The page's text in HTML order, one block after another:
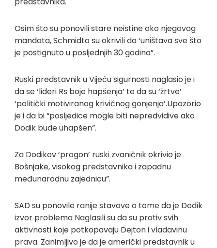
Osim što su ponovili stare neistine oko njegovog
mandata, Schmidta su okrivili da ‘uništava sve što
je postignuto u posljednjih 30 godina”.
Ruski predstavnik u Vijeću sigurnosti naglasio je i
da se ‘lideri Rs boje hapšenja’ te da su ‘žrtve’
‘politički motiviranog krivičnog gonjenja’.Upozorio
je i da bi “posljedice mogle biti nepredvidive ako
Dodik bude uhapšen”.
Za Dodikov ‘progon’ ruski zvaničnik okrivio je
Bošnjake, visokog predstavnika i zapadnu
međunarodnu zajednicu”.
SAD su ponovile ranije stavove o tome da je Dodik
izvor problema Naglasili su da su protiv svih
aktivnosti koje potkopavaju Dejton i vladavinu
prava. Zanimljivo je da je američki predstavnik u